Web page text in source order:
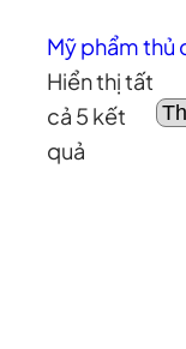
Mỹ phẩm thủ
Hiển thị tất
cả 5 kết
quả